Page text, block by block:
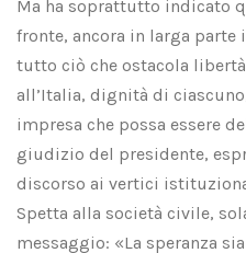
Ma ha soprattutto indicato
fronte, ancora in larga
tutto ciò che ostacola
all’Italia, dignità di
impresa che possa essere
giudizio del presidente,
discorso ai vertici
Spetta alla società civile,
messaggio: «La speranza